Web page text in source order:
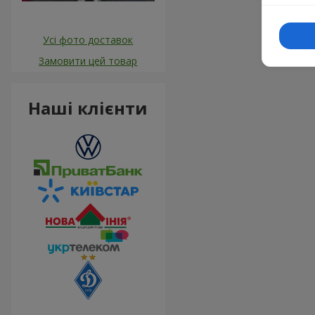
Усі фото доставок
Замовити цей товар
Наші клієнти